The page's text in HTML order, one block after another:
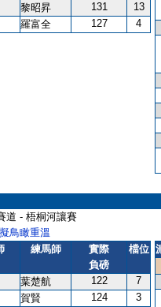
黎昭昇 131
13
羅富全 127 4
道 - 梧桐河讓賽
鳥瞰重溫
練馬師
實際
負磅
檔位
葉楚航 122
7
賀賢 124
3